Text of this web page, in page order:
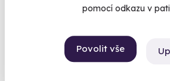
pomocí odkazu v
Povolit vše